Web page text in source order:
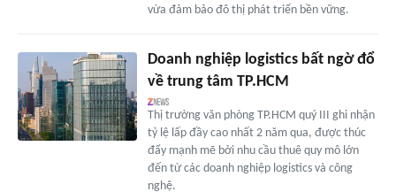
vừa đảm bảo đô thị phát triển bền vững.
Doanh nghiệp logistics bất ngờ đổ
về trung tâm TP.HCM
Thị trường văn phòng TP.HCM quý III ghi nhận
tỷ lệ lấp đầy cao nhất 2 năm qua, được thúc
đẩy mạnh mẽ bởi nhu cầu thuê quy mô lớn
đến từ các doanh nghiệp logistics và công
nghệ.